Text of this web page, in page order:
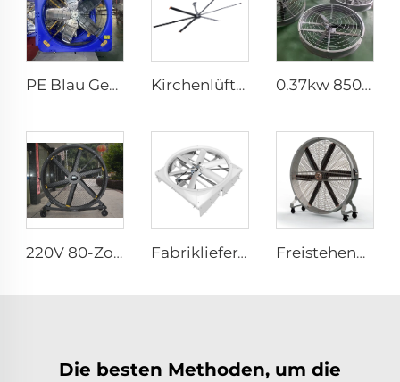
PE Blau Geflügelzucht-Lüfter, Kuhstall-Abluftlüfter zur Kühlung von Geflügelzuchtbetrieben, Rinder- und Milchbetrieben, Abluftlüfter Kirchenlüfter 24ft HVLS 7,3m großer Belüftungs-Aluminium-Deckenlüfter 0.37kw 850mm Energieeinsparmotor langer Luftstrom, Aluminiumflügel, großer Luftdurchsatz, wandle oder hängender runder Lüftungsventilator
220V 80-Zoll Verschiebbarer leiser Stehventilator 2000mm Aluminium Bodenventilator für Fitnessstudios Fabriklieferant 72-Zoll Wirbelzirkulationsventilatoren Energieeinsparndes Belüftungssystem für Rinderställe Dachlüftungen Freistehender großer 1500mm 2000mm beweglicher brushloser Industrie-Kühlungs-Lüfter, Fitnessstudio-Lüfter
Die besten Methoden, um die